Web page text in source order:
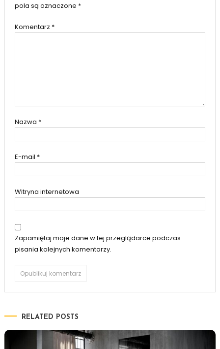
pola są oznaczone *
Komentarz *
Nazwa *
E-mail *
Witryna internetowa
Zapamiętaj moje dane w tej przeglądarce podczas
pisania kolejnych komentarzy.
RELATED POSTS